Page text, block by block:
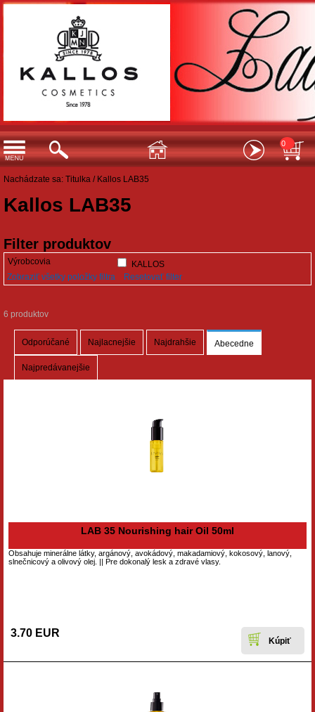
0
Nachádzate sa: Titulka / Kallos LAB35
Kallos LAB35
Filter produktov
Výrobcovia
KALLOS
Zobraziť všetky položky filtra
Resetovať filter
6 produktov
Odporúčané Najlacnejšie Najdrahšie Abecedne
Najpredávanejšie
LAB 35 Nourishing hair Oil 50ml
Obsahuje minerálne látky, argánový, avokádový, makadamiový, kokosový, lanový,
slnečnicový a olivový olej. || Pre dokonalý lesk a zdravé vlasy.
3.70 EUR